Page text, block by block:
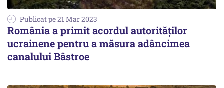
Publicat pe 21 Mar 2023
România a primit acordul autorităţilor
ucrainene pentru a măsura adâncimea
canalului Bâstroe